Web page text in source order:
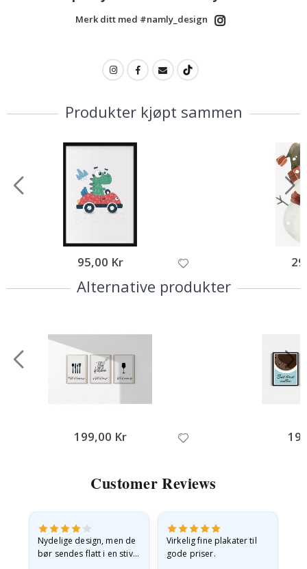
Merk ditt med #namly_design
Produkter kjøpt sammen
95,00 Kr
Alternative produkter
199,00 Kr
Customer Reviews
Nydelige design, men de
bør sendes flatt i en stiv
Virkelig fine plakater til
gode priser.